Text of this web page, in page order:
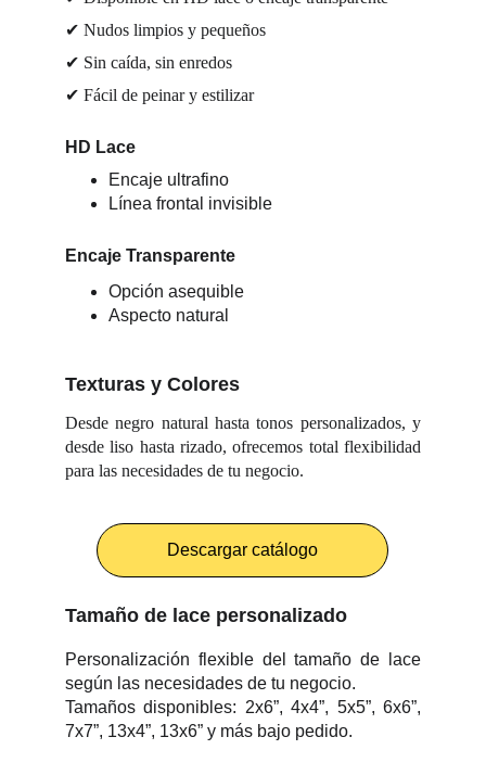
HD Lace
Encaje ultrafino
Línea frontal invisible
Encaje Transparente
Opción asequible
Aspecto natural
✔ Nudos limpios y pequeños
✔ Sin caída, sin enredos
✔ Fácil de peinar y estilizar
Texturas y Colores
Desde negro natural hasta tonos personalizados, y
desde liso hasta rizado, ofrecemos total flexibilidad
para las necesidades de tu negocio.
Descargar catálogo
Tamaño de lace personalizado
Personalización flexible del tamaño de lace
según las necesidades de tu negocio.
Tamaños disponibles: 2x6”, 4x4”, 5x5”, 6x6”,
7x7”, 13x4”, 13x6” y más bajo pedido.